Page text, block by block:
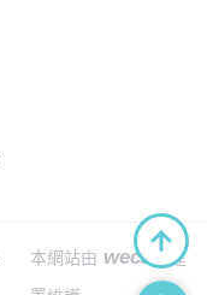
本網站由 wecan 建